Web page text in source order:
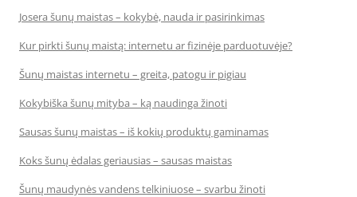
Josera šunų maistas – kokybė, nauda ir pasirinkimas
Kur pirkti šunų maistą: internetu ar fizinėje parduotuvėje?
Šunų maistas internetu – greita, patogu ir pigiau
Kokybiška šunų mityba – ką naudinga žinoti
Sausas šunų maistas – iš kokių produktų gaminamas
Koks šunų ėdalas geriausias – sausas maistas
Šunų maudynės vandens telkiniuose – svarbu žinoti